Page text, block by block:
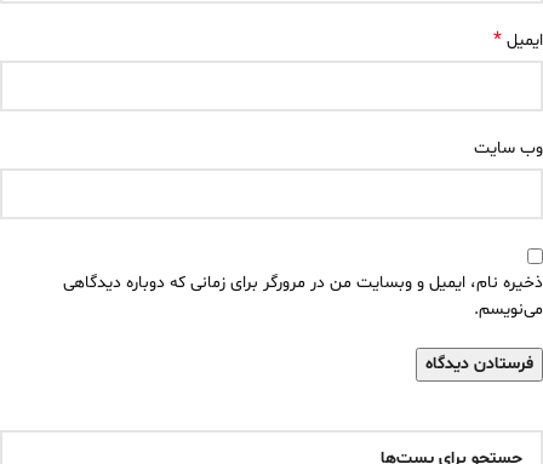
ایمیل *
وب‌ سایت
ذخیره نام، ایمیل و وبسایت من در مرورگر برای زمانی که دوباره دیدگاهی
می‌نویسم.